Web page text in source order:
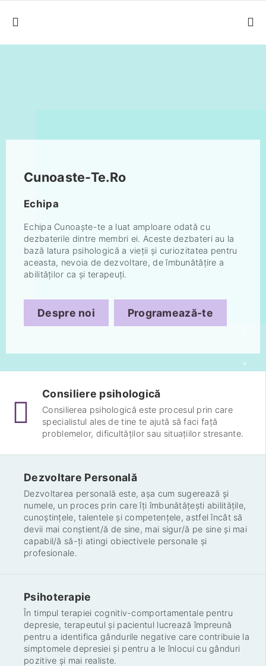
Cunoaste-Te.Ro
Echipa
Echipa Cunoaște-te a luat amploare odată cu
dezbaterile dintre membri ei. Aceste dezbateri au la
bază latura psihologică a vieții și curiozitatea pentru
aceasta, nevoia de dezvoltare, de îmbunătățire a
abilităților ca și terapeuți.
Despre noi Programează-te
Consiliere psihologică
Consilierea psihologică este procesul prin care
specialistul ales de tine te ajută să faci față
problemelor, dificultăților sau situațiilor stresante.
Dezvoltare Personală
Dezvoltarea personală este, așa cum sugerează și
numele, un proces prin care îți îmbunătățești abilitățile,
cunoștințele, talentele și competențele, astfel încât să
devii mai conștient/ă de sine, mai sigur/ă pe sine și mai
capabil/ă să-ți atingi obiectivele personale și
profesionale.
Psihoterapie
În timpul terapiei cognitiv-comportamentale pentru
depresie, terapeutul și pacientul lucrează împreună
pentru a identifica gândurile negative care contribuie la
simptomele depresiei și pentru a le înlocui cu gânduri
pozitive și mai realiste.